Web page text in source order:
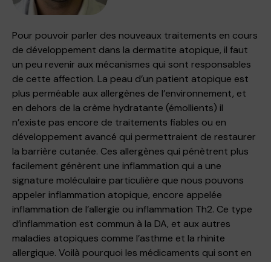
Pour pouvoir parler des nouveaux traitements en cours
de développement dans la dermatite atopique, il faut
un peu revenir aux mécanismes qui sont responsables
de cette affection. La peau d’un patient atopique est
plus perméable aux allergènes de l’environnement, et
en dehors de la crème hydratante (émollients) il
n’existe pas encore de traitements fiables ou en
développement avancé qui permettraient de restaurer
la barrière cutanée. Ces allergènes qui pénètrent plus
facilement génèrent une inflammation qui a une
signature moléculaire particulière que nous pouvons
appeler inflammation atopique, encore appelée
inflammation de l’allergie ou inflammation Th2. Ce type
d’inflammation est commun à la DA, et aux autres
maladies atopiques comme l’asthme et la rhinite
allergique. Voilà pourquoi les médicaments qui sont en